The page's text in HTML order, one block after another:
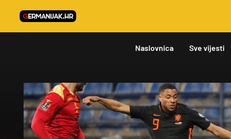
Naslovnica Sve vijesti